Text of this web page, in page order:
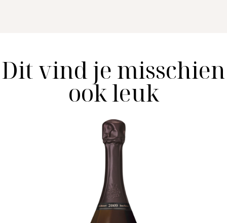
Dit vind je misschien
ook leuk